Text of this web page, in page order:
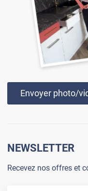
Envoyer photo/
NEWSLETTER
Recevez nos offres et